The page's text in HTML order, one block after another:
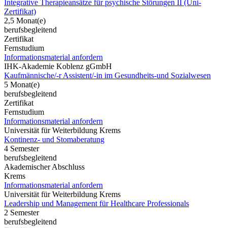
Integrative Therapieansätze für psychische Störungen II (Uni-
Zertifikat)
2,5 Monat(e)
berufsbegleitend
Zertifikat
Fernstudium
Informationsmaterial anfordern
IHK-Akademie Koblenz gGmbH
Kaufmännische/-r Assistent/-in im Gesundheits-und Sozialwesen
5 Monat(e)
berufsbegleitend
Zertifikat
Fernstudium
Informationsmaterial anfordern
Universität für Weiterbildung Krems
Kontinenz- und Stomaberatung
4 Semester
berufsbegleitend
Akademischer Abschluss
Krems
Informationsmaterial anfordern
Universität für Weiterbildung Krems
Leadership und Management für Healthcare Professionals
2 Semester
berufsbegleitend